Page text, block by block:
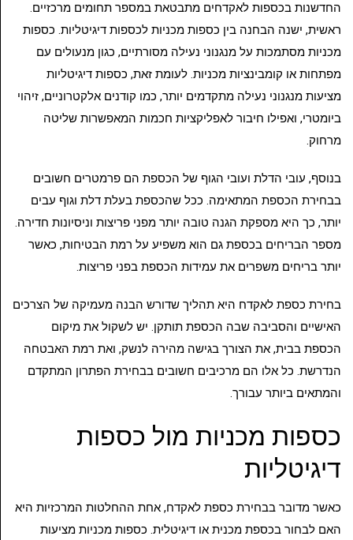
החדשנות בכספות לאקדחים מתבטאת במספר תחומים מרכזיים.
ראשית, ישנה הבחנה בין כספות מכניות לכספות דיגיטליות. כספות
מכניות מסתמכות על מנגנוני נעילה מסורתיים, כגון מנעולים עם
מפתחות או קומבינציות מכניות. לעומת זאת, כספות דיגיטליות
מציעות מנגנוני נעילה מתקדמים יותר, כמו קודנים אלקטרוניים, זיהוי
ביומטרי, ואפילו חיבור לאפליקציות חכמות המאפשרות שליטה
מרחוק.
בנוסף, עובי הדלת ועובי הגוף של הכספת הם פרמטרים חשובים
בבחירת הכספת המתאימה. ככל שהכספת בעלת דלת וגוף עבים
יותר, כך היא מספקת הגנה טובה יותר מפני פריצות וניסיונות חדירה.
מספר הבריחים בכספת גם הוא משפיע על רמת הבטיחות, כאשר
יותר בריחים משפרים את עמידות הכספת בפני פריצות.
בחירת כספת לאקדח היא תהליך שדורש הבנה מעמיקה של הצרכים
האישיים והסביבה שבה הכספת תותקן. יש לשקול את מיקום
הכספת בבית, את הצורך בגישה מהירה לנשק, ואת רמת האבטחה
הנדרשת. כל אלו הם מרכיבים חשובים בבחירת הפתרון המתקדם
והמתאים ביותר עבורך.
כספות מכניות מול כספות
דיגיטליות
כאשר מדובר בבחירת כספת לאקדח, אחת ההחלטות המרכזיות היא
האם לבחור בכספת מכנית או דיגיטלית. כספות מכניות מציעות